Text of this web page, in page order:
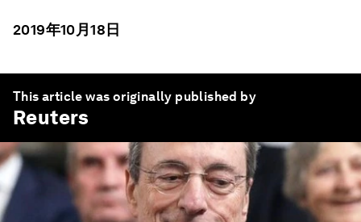
2019年10月18日
This article was originally published by
Reuters